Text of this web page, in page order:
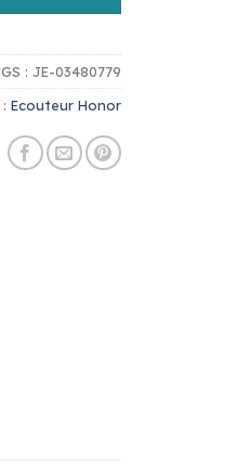
: JE-03480779
Ecouteur Honor